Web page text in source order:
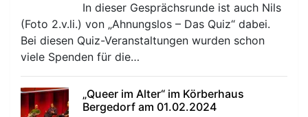
In dieser Gesprächsrunde ist auch Nils
(Foto 2.v.li.) von „Ahnungslos – Das Quiz“ dabei.
Bei diesen Quiz-Veranstaltungen wurden schon
viele Spenden für die…
„Queer im Alter“ im Körberhaus
Bergedorf am 01.02.2024